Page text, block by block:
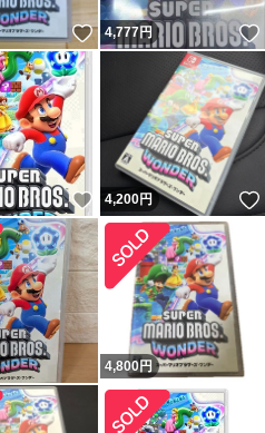
いいね！
4,777円
いいね！
4,200円
4,800円